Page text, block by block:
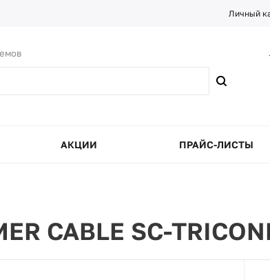
Личный
АКЦИИ ПРАЙС-ЛИСТЫ
CABLE SC-